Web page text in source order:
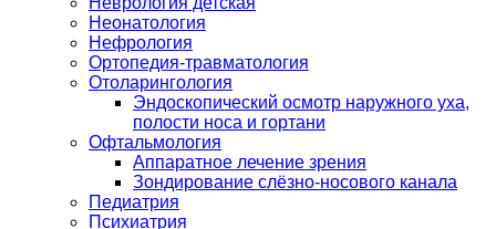
Неонатология
Нефрология
Ортопедия-травматология
Отоларингология
Эндоскопический осмотр наружного уха,
полости носа и гортани
Офтальмология
Аппаратное лечение зрения
Зондирование слёзно-носового канала
Педиатрия
Психиатрия